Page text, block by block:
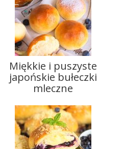
Miękkie i puszyste
japońskie bułeczki
mleczne